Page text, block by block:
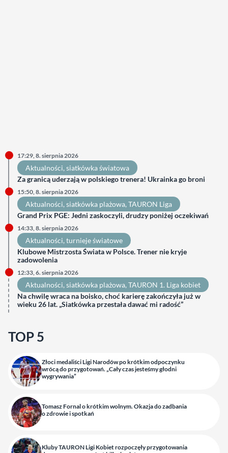
17:29, 8. sierpnia 2026
Aktualności, siatkówka światowa
Za granicą uderzają w polskiego trenera! Ukrainka go broni
15:50, 8. sierpnia 2026
Aktualności, siatkówka plażowa, TAURON Liga
Grand Prix PGE: Jedni zaskoczyli, drudzy poniżej oczekiwań
14:33, 8. sierpnia 2026
Aktualności, turnieje światowe
Klubowe Mistrzosta Świata w Polsce. Trener nie kryje
zadowolenia
12:33, 6. sierpnia 2026
Aktualności, siatkówka plażowa, TAURON 1. Liga kobiet
Na chwilę wraca na boisko, choć karierę zakończyła już w
wieku 26 lat. „Siatkówka przestała dawać mi radość”
TOP 5
Złoci medaliści Ligi Narodów po krótkim odpoczynku
wrócą do przygotowań. „Cały czas jesteśmy głodni
wygrywania”
Tomasz Fornal o krótkim wolnym. Okazja do zadbania
o zdrowie i spotkań
Kluby TAURON Ligi Kobiet rozpoczęły przygotowania